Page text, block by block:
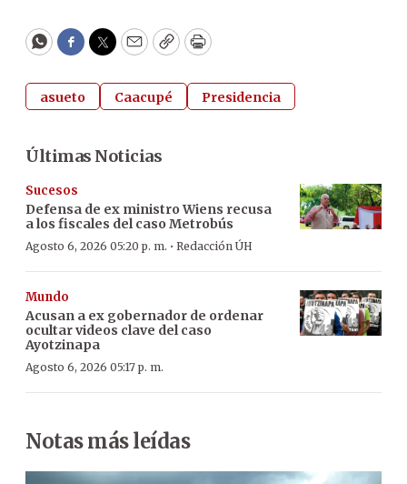
WhatsApp
Facebook
Twitter
EmailCopyPrint
asueto Caacupé Presidencia
Últimas Noticias
Sucesos
Defensa de ex ministro Wiens recusa
a los fiscales del caso Metrobús
Agosto 6, 2026 05:20 p. m. · Redacción ÚH
Mundo
Acusan a ex gobernador de ordenar
ocultar videos clave del caso
Ayotzinapa
Agosto 6, 2026 05:17 p. m.
Notas más leídas